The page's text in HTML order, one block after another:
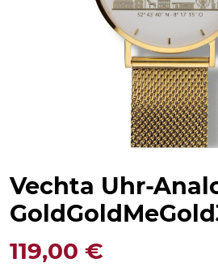
Vechta Uhr-
119,00 €